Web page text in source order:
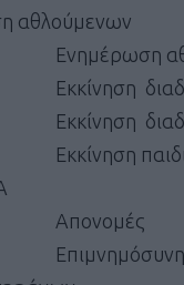
αθλούμενων
Εκκίνηση
Εκκίνηση
Απονομές